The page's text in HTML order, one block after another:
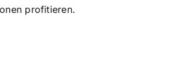
profitieren.